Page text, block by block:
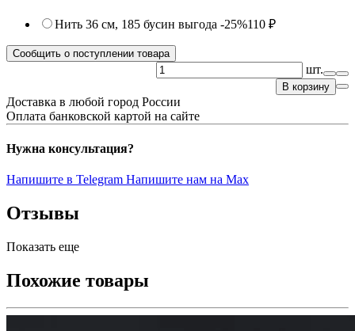
Нить 36 см, 185 бусин выгода -25%110 ₽
Сообщить о поступлении товара
шт.
В корзину
Доставка в любой город России
Оплата банковской картой на сайте
Нужна консультация?
Напишите в Telegram Напишите нам на Max
Отзывы
Показать еще
Похожие товары